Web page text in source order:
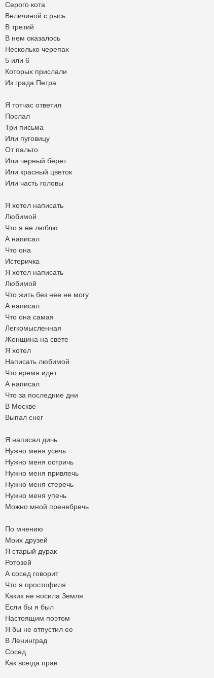
Серого кота
Величиной с рысь
В третий
В нем оказалось
Несколько черепах
5 или 6
Которых прислали
Из града Петра
Я тотчас ответил
Послал
Три письма
Или пуговицу
От пальто
Или черный берет
Или красный цветок
Или часть головы
Я хотел написать
Любимой
Что я ее люблю
А написал
Что она
Истеричка
Я хотел написать
Любимой
Что жить без нее не могу
А написал
Что она самая
Легкомысленная
Женщина на свете
Я хотел
Написать любимой
Что время идет
А написал
Что за последние дни
В Москве
Выпал снег
Я написал дичь
Нужно меня усечь
Нужно меня остричь
Нужно меня привлечь
Нужно меня стеречь
Нужно меня упечь
Можно мной пренебречь
По мнению
Моих друзей
Я старый дурак
Ротозей
А сосед говорит
Что я простофиля
Каких не носила Земля
Если бы я был
Настоящим поэтом
Я бы не отпустил ее
В Ленинград
Сосед
Как всегда прав